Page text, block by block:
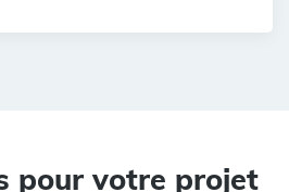
pour votre projet